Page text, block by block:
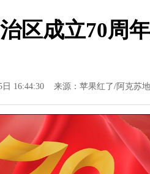
区成立70周
日 16:44:30 来源：苹果红了/阿克苏